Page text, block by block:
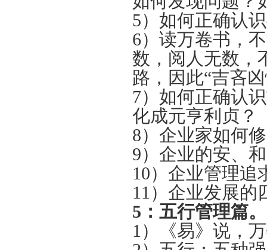
5）如何正确认
6）读万卷书，
数，阅人无数，
路，因此“吉吝
7）如何正确认
化成元亨利贞？
8）企业家如何
9）企业的安、
10）企业管理追
11）企业发展的
5： 五行管理篇。
1）《易》说，